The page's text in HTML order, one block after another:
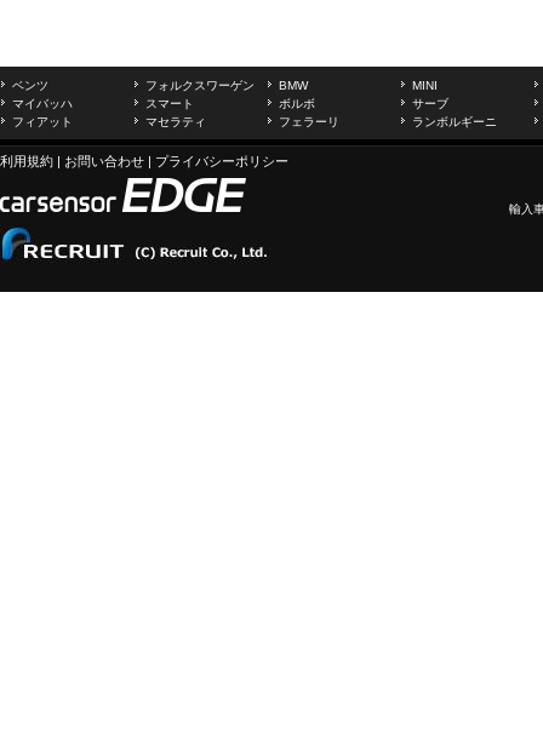
ベンツ フォルクスワーゲン BMW
MINI
マイバッハ
スマート ボルボ
サーブ
フィアット
マセラティ フェラーリ ランボルギーニ
利用規約 | お問い合わせ | プライバシーポリシー
輸入